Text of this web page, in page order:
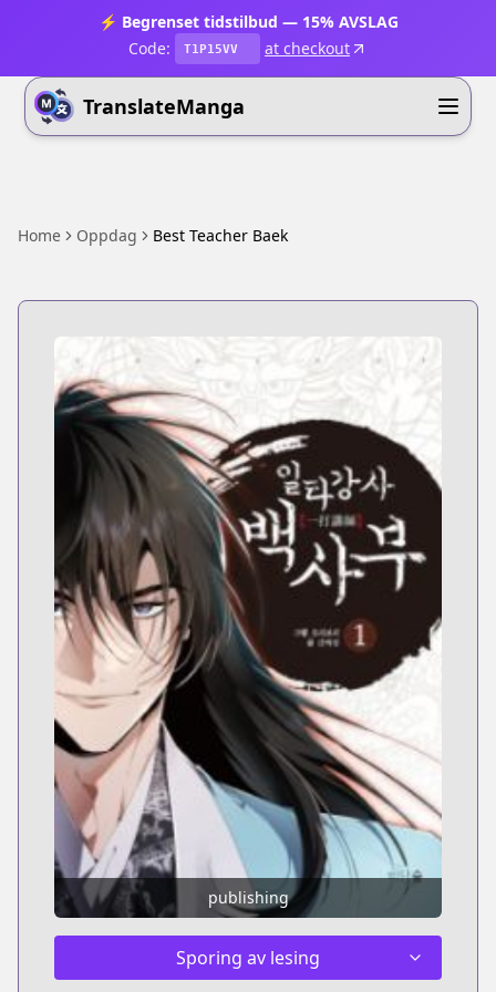
⚡ Begrenset tidstilbud — 15% AVSLAG
Code:
T1P15VV at checkout
TranslateManga
Home Oppdag Best Teacher Baek
publishing
Sporing av lesing